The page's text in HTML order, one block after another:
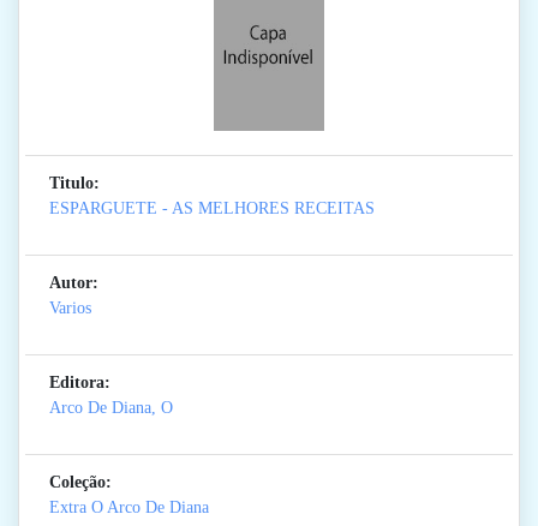
Titulo:
ESPARGUETE - AS MELHORES RECEITAS
Autor:
Varios
Editora:
Arco De Diana, O
Coleção:
Extra O Arco De Diana